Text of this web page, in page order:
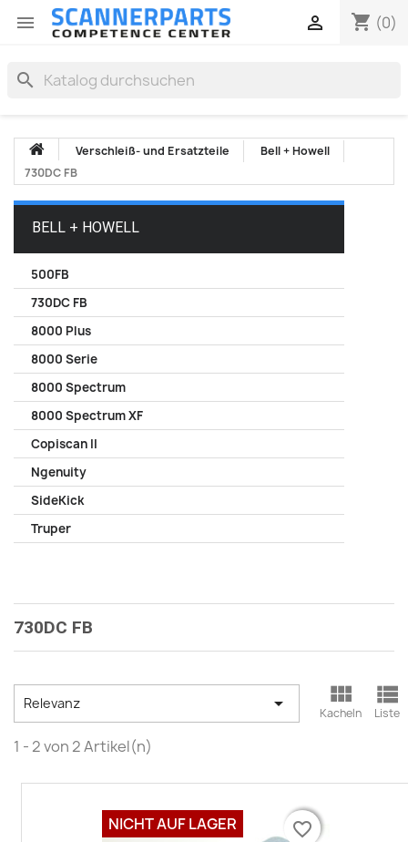
 shopping_cart (0)

search
Verschleiß- und Ersatzteile
Bell + Howell
730DC FB
BELL + HOWELL
500FB
730DC FB
8000 Plus
8000 Serie
8000 Spectrum
8000 Spectrum XF
Copiscan II
Ngenuity
SideKick
Truper
730DC FB
Relevanz  
Kacheln

Liste
1 - 2 von 2 Artikel(n)
favorite_border
NICHT AUF LAGER favorite_border